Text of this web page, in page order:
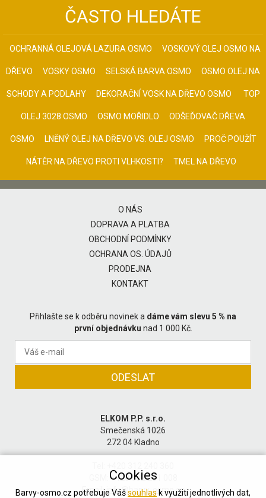
ČASTO HLEDÁTE
OCHRANNÁ OLEJOVÁ LAZURA OSMO VOSKOVÝ OLEJ OSMO NA
DŘEVO VOSKY OSMO SELSKÁ BARVA OSMO OSMO OLEJ NA
SCHODY A PODLAHY DEKORAČNÍ VOSK NA DŘEVO OSMO TOP
OLEJ 3028 OSMO OSMO MOŘIDLO ODŠEĎOVAČ DŘEVA
OSMO LNĚNÝ OLEJ NA DŘEVO VS. OLEJ OSMO PROČ POUŽÍT
NÁTĚR NA DŘEVO PROTI VLHKOSTI? TMEL NA DŘEVO
O NÁS
DOPRAVA A PLATBA
OBCHODNÍ PODMÍNKY
OCHRANA OS. ÚDAJŮ
PRODEJNA
KONTAKT
Přihlašte se k odběru novinek a dáme vám slevu 5 % na
první objednávku nad 1 000 Kč.
ELKOM P.P. s.r.o.
Smečenská 1026
272 04 Kladno
GSM: +420 602 201 008
Email:info@barvy-osmo.cz
Cookies
Barvy-osmo.cz potřebuje Vášsouhlas k využití jednotlivých dat,